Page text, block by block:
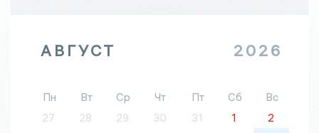
АВГУСТ 2026
Пн Вт Ср Чт Пт Сб
Вс
27
28 29 30 31 1
2